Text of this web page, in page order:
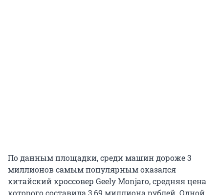
По данным площадки, среди машин дороже 3
миллионов самым популярным оказался
китайский кроссовер Geely Monjaro, средняя цена
которого составила 3,69 миллиона рублей. Одной